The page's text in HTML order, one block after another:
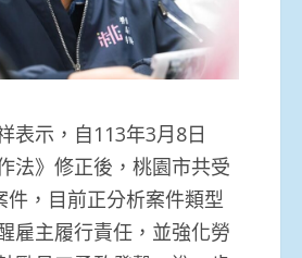
表示，自113年3月8日
法》修正後，桃園市共受
件，目前正分析案件類型
雇主履行責任，並強化勞